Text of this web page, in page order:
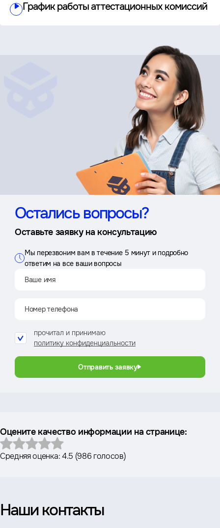
График работы аттестационных комиссий
Остались вопросы?
Оставьте заявку на консультацию
Мы перезвоним вам в течение 5 минут и подробно
ответим на все ваши вопросы
прочитал и принимаю
политику конфиденциальности
Отправить заявку
Оцените качество информации на странице:
Средняя оценка:4.5 (986 голосов)
Наши контакты